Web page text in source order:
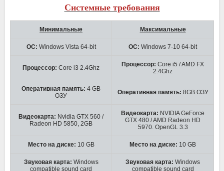
Системные требования
Минимальные Максимальные
ОС: Windows Vista 64-bit ОС: Windows 7-10 64-bit
Процессор: Core i3 2.4Ghz Процессор: Core i5 / AMD FX
2.4Ghz
Оперативная память: 4 GB
ОЗУ
Оперативная память: 8GB ОЗУ
Видеокарта: Nvidia GTX 560 /
Radeon HD 5850, 2GB
Видеокарта: NVIDIA GeForce
GTX 480 / AMD Radeon HD
5970. OpenGL 3.3
Место на диске: 10 GB Место на диске: 10 GB
Звуковая карта: Windows
compatible sound card
Звуковая карта: Windows
compatible sound card